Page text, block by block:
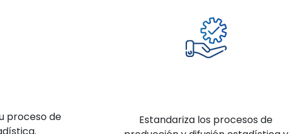
proceso de
Estandariza los procesos de